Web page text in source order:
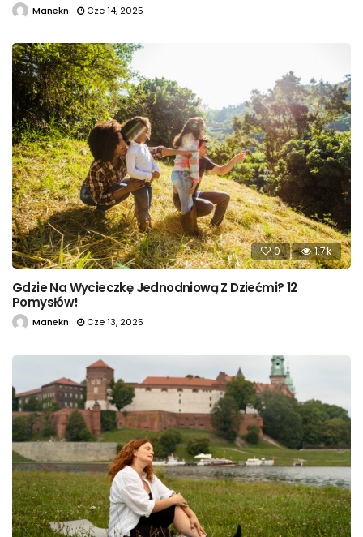
Manekn Cze 14, 2025
0 1.7k
Gdzie Na Wycieczkę Jednodniową Z Dziećmi? 12
Pomysłów!
Manekn Cze 13, 2025